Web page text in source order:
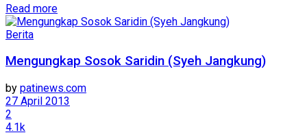
Read moreDetails
Berita
Mengungkap Sosok Saridin (Syeh Jangkung)
by patinews.com
27 April 2013
2
4.1k